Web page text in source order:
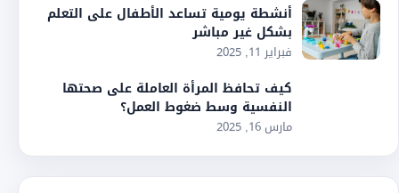
أنشطة يومية تساعد الأطفال على التعلم
بشكل غير مباشر
فبراير 11, 2025
كيف تحافظ المرأة العاملة على صحتها
النفسية وسط ضغوط العمل؟
مارس 16, 2025